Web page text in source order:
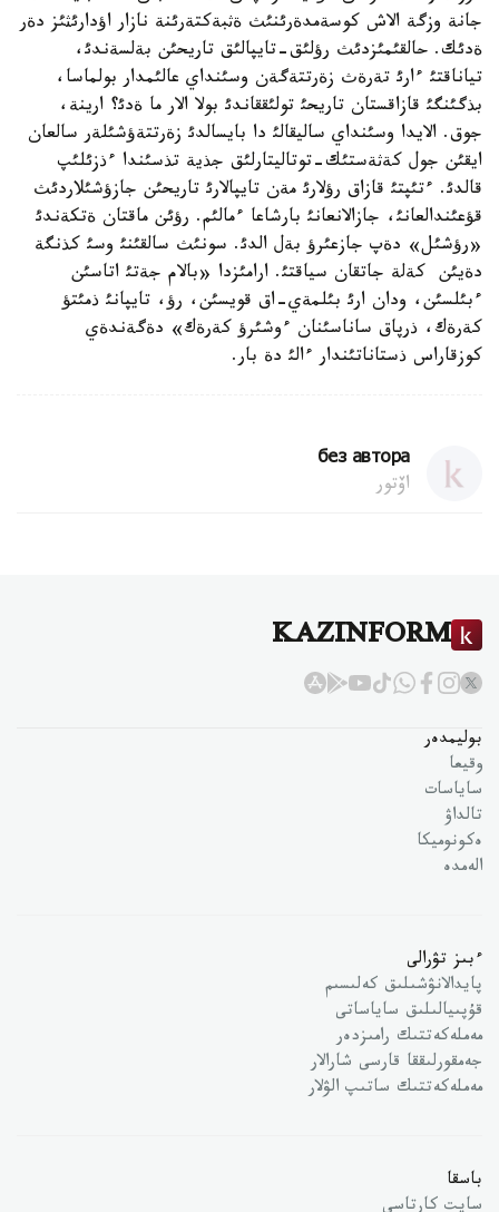
جانة وزگة الاش كوسةمدةرئنئث ةثبةكتةرئنة نازار اؤدارئثئز دةر
ةدئك. حالقئمئزدئث رؤلئق-تايپالئق تاريحئن بةلسةندئ،
تياناقتئ ءارئ تةرةث زةرتتةگةن وسئنداي عالئمدار بولماسا،
بذگئنگئ قازاقستان تاريحئ تولئققاندئ بولا الار ما ةدئ؟ ارينة،
جوق. الايدا وسئنداي ساليقالئ دا بايسالدئ زةرتتةؤشئلةر سالعان
ايقئن جول كةثةستئك-توتاليتارلئق جذية تذسئندا ءذزئلئپ
قالدئ. ءتئپتئ قازاق رؤلارئ مةن تايپالارئ تاريحئن جازؤشئلاردئث
قؤعئندالعانئ، جازالانعانئ بارشاعا ءمالئم. رؤئن ماقتان ةتكةندئ
«رؤشئل» دةپ جازعئرؤ بةل الدئ. سونئث سالقئنئ وسئ كذنگة
دةيئن كةلة جاتقان سياقتئ. ارامئزدا «بالام جةتئ اتاسئن
ءبئلسئن، ودان ارئ بئلمةي-اق قويسئن، رؤ، تايپانئ ذمئتؤ
كةرةك، ذرپاق ساناسئنان ءوشئرؤ كةرةك» دةگةندةي
كوزقاراس ذستاناتئندار ءالئ دة بار.
без автора
اۆتور
KAZINFORM
بوليمدەر
وقيعا
ساياسات
تالداۋ
ەكونوميكا
الەمدە
ءبىز تۋرالى
پايدالانۋشىلىق كەلىسىم
قۇپىيالىلىق ساياساتى
مەملەكەتتىك رامىزدەر
جەمقورلىققا قارسى شارالار
مەملەكەتتىك ساتىپ الۋلار
باسقا